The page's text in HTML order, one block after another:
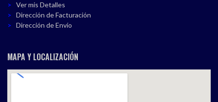
Ver mis Detalles
Dirección de Facturación
Dirección de Envío
MAPA Y LOCALIZACIÓN